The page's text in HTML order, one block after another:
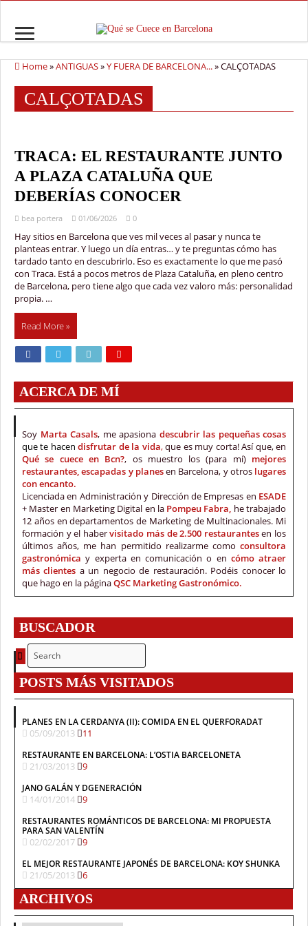
Home»ANTIGUAS»Y FUERA DE BARCELONA...»CALÇOTADAS
CALÇOTADAS
TRACA: EL RESTAURANTE JUNTO
A PLAZA CATALUÑA QUE
DEBERÍAS CONOCER
bea portera 01/06/2026 0
Hay sitios en Barcelona que ves mil veces al pasar y nunca te
planteas entrar. Y luego un día entras… y te preguntas cómo has
tardado tanto en descubrirlo. Eso es exactamente lo que me pasó
con Traca. Está a pocos metros de Plaza Cataluña, en pleno centro
de Barcelona, pero tiene algo que cada vez valoro más: personalidad
propia. …
Read More »
ACERCA DE MÍ
Soy Marta Casals, me apasiona descubrir las pequeñas cosas
que te hacen disfrutar de la vida,que es muy corta! Así que, en
Qué se cuece en Bcn?, os muestro los (para mí) mejores
restaurantes, escapadas y planesen Barcelona, y otros lugares
con encanto.
Licenciada en Administración y Dirección de Empresas en ESADE
+ Master en Marketing Digital en la Pompeu Fabra, he trabajado
12 años en departamentos de Marketing de Multinacionales. Mi
formación y el habervisitado más de 2.500 restaurantes en los
últimos años, me han permitido realizarme como consultora
gastronómicay experta en comunicación o en cómo atraer
más clientes a un negocio de restauración. Podéis conocer lo
que hago en la páginaQSC Marketing Gastronómico.
BUSCADOR
POSTS MÁS VISITADOS
PLANES EN LA CERDANYA (II): COMIDA EN EL QUERFORADAT
05/09/2013 11
RESTAURANTE EN BARCELONA: L’OSTIA BARCELONETA
21/03/2013 9
JANO GALÁN Y DGENERACIÓN
14/01/2014 9
RESTAURANTES ROMÁNTICOS DE BARCELONA: MI PROPUESTA
PARA SAN VALENTÍN
02/02/2017 9
EL MEJOR RESTAURANTE JAPONÉS DE BARCELONA: KOY SHUNKA
21/05/2013 6
ARCHIVOS